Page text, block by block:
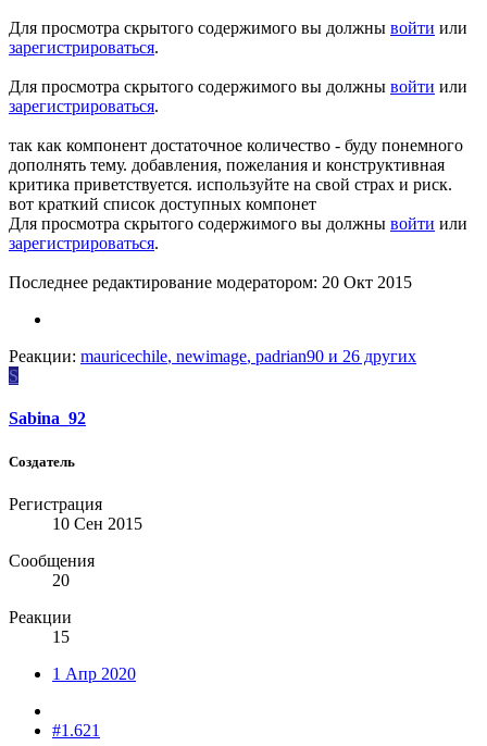
Для просмотра скрытого содержимого вы должны войти или
зарегистрироваться.
Для просмотра скрытого содержимого вы должны войти или
зарегистрироваться.
так как компонент достаточное количество - буду понемного
дополнять тему. добавления, пожелания и конструктивная
критика приветствуется. используйте на свой страх и риск.
вот краткий список доступных компонет
Для просмотра скрытого содержимого вы должны войти или
зарегистрироваться.
Последнее редактирование модератором: 20 Окт 2015
Реакции: mauricechile, newimage, padrian90 и 26 других
S
Sabina_92
Создатель
Регистрация
10 Сен 2015
Сообщения
20
Реакции
15
1 Апр 2020
#1.621